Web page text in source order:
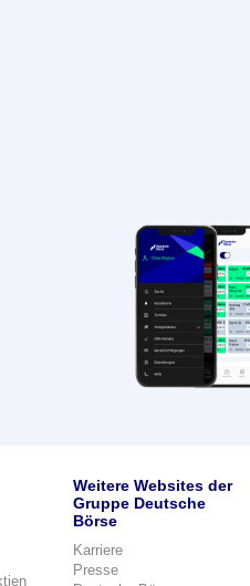
Weitere Websites der
Gruppe Deutsche
Börse
Karriere
Presse